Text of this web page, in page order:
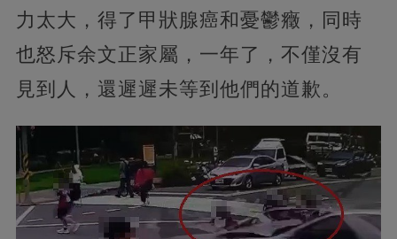
力太大，得了甲狀腺癌和憂鬱癥，同時
也怒斥余文正家屬，一年了，不僅沒有
見到人，還遲遲未等到他們的道歉。